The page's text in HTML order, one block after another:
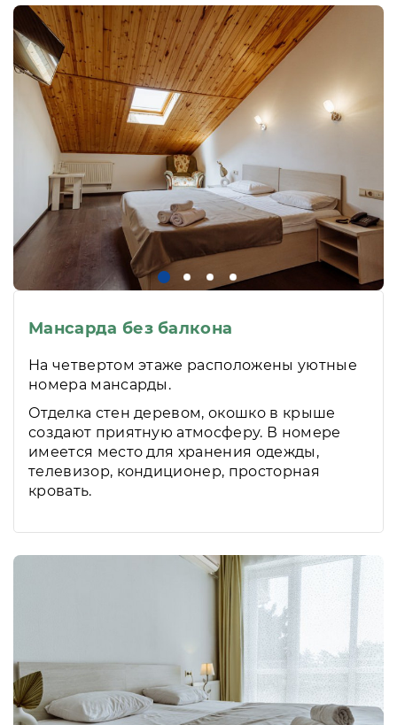
Мансарда без балкона
На четвертом этаже расположены уютные
номера мансарды.
Отделка стен деревом, окошко в крыше
создают приятную атмосферу. В номере
имеется место для хранения одежды,
телевизор, кондиционер, просторная
кровать.